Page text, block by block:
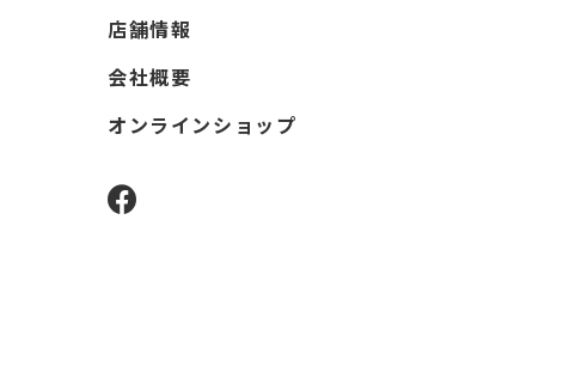
店舗情報
会社概要
オンラインショップ